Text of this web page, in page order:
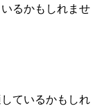
るかもしれませ
ているかもしれ